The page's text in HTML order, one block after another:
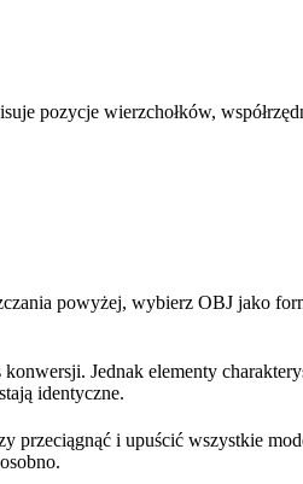
pozycje wierzchołków,
powyżej, wybierz OBJ
Jednak elementy
identyczne.
przeciągnąć i upuścić wszystkie